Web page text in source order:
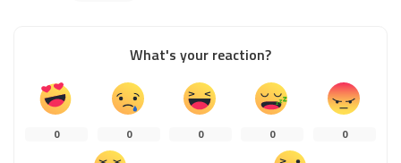
What's your reaction?
0 0 0 0 0